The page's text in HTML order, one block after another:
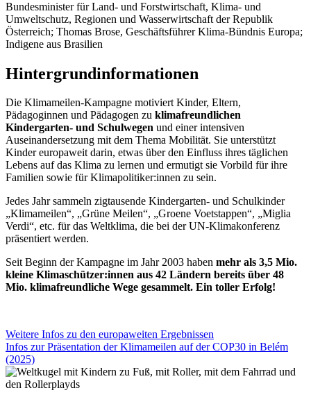
Bundesminister für Land- und Forstwirtschaft, Klima- und
Umweltschutz, Regionen und Wasserwirtschaft der Republik
Österreich; Thomas Brose, Geschäftsführer Klima-Bündnis Europa;
Indigene aus Brasilien
Hintergrundinformationen
Die Klimameilen-Kampagne motiviert Kinder, Eltern,
Pädagoginnen und Pädagogen zu klimafreundlichen
Kindergarten- und Schulwegen und einer intensiven
Auseinandersetzung mit dem Thema Mobilität. Sie unterstützt
Kinder europaweit darin, etwas über den Einfluss ihres täglichen
Lebens auf das Klima zu lernen und ermutigt sie Vorbild für ihre
Familien sowie für Klimapolitiker:innen zu sein.
Jedes Jahr sammeln zigtausende Kindergarten- und Schulkinder
„Klimameilen“, „Grüne Meilen“, „Groene Voetstappen“, „Miglia
Verdi“, etc. für das Weltklima, die bei der UN-Klimakonferenz
präsentiert werden.
Seit Beginn der Kampagne im Jahr 2003 haben mehr als 3,5 Mio.
kleine Klimaschützer:innen aus 42 Ländern bereits über 48
Mio. klimafreundliche Wege gesammelt. Ein toller Erfolg!
Weitere Infos zu den europaweiten Ergebnissen
Infos zur Präsentation der Klimameilen auf der COP30 in Belém
(2025)